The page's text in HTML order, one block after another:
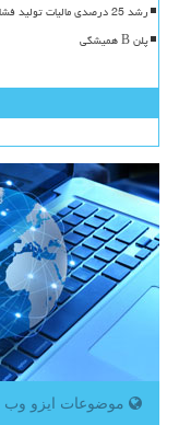
رشد 25 درصدی مالیات تولید فشار مالیاتی به سایر حوزه ها منتقل شد
پلن B همیشگی
موضوعات ایزو وب